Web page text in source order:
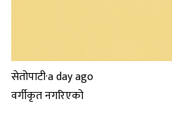
सेतोपाटी·a day ago
वर्गीकृत नगरिएको